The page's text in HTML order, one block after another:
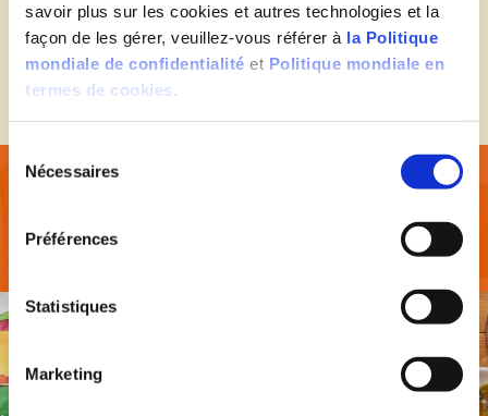
savoir plus sur les cookies et autres technologies et la
façon de les gérer, veuillez-vous référer à la Politique
mondiale de confidentialité et Politique mondiale en
termes de cookies.
Sélection du consentement
Nécessaires
Préférences
Statistiques
Marketing
Informations Nutritionnelles
Informations Nutritionnelles
Découvrez nos RECETTES